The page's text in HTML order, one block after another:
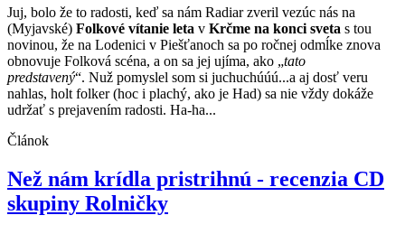
Juj, bolo že to radosti, keď sa nám Radiar zveril vezúc nás na
(Myjavské) Folkové vítanie leta v Krčme na konci sveta s tou
novinou, že na Lodenici v Piešťanoch sa po ročnej odmĺke znova
obnovuje Folková scéna, a on sa jej ujíma, ako „tato
predstavený“. Nuž pomyslel som si juchuchúúú...a aj dosť veru
nahlas, holt folker (hoc i plachý, ako je Had) sa nie vždy dokáže
udržať s prejavením radosti. Ha-ha...
Článok
Než nám krídla pristrihnú - recenzia CD
skupiny Rolničky